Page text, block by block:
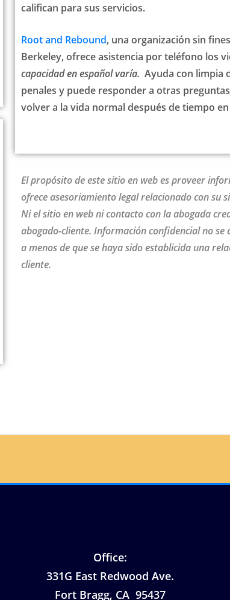
califican para sus servicios.
Root and Rebound, una organización sin
Berkeley, ofrece asistencia por teléfono los
capacidad en español varía. Ayuda con limpia
penales y puede responder a otras
volver a la vida normal después de tiempo
El propósito de este sitio en web es proveer
ofrece asesoriamiento legal relacionado con su
Ni el sitio en web ni contacto con la abogada
abogado-cliente. Información confidencial no se
a menos de que se haya sido establicida una
cliente.
Office:
331G East Redwood Ave.
Fort Bragg, CA 95437